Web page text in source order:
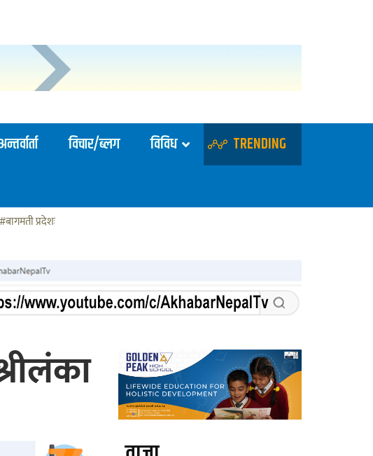
विचार/ब्लग विविध
TRENDING
#बागमती प्रदेशः